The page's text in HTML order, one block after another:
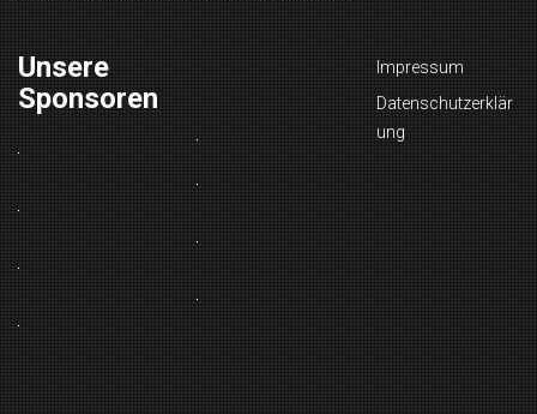
Unsere
Sponsoren
Impressum
Datenschutzerklär
ung